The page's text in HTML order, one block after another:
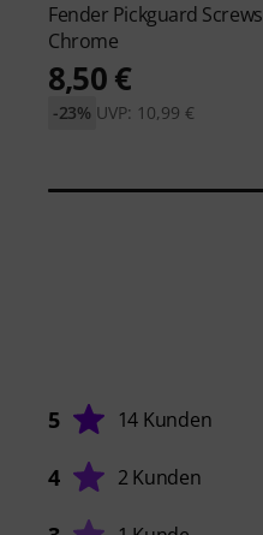
Fender Pickguard Screws
Chrome
8,50 €
UVP: 10,99 €
-23%
5 14 Kunden
4 2 Kunden